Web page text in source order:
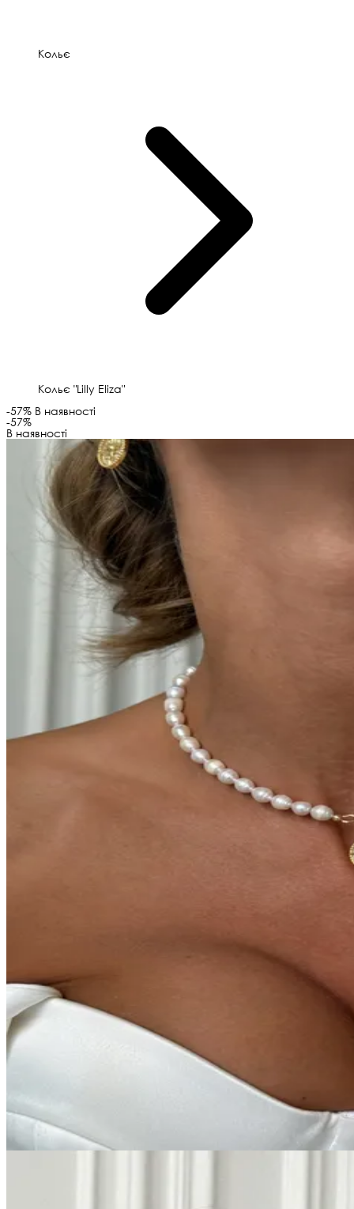
Кольє
Кольє "Lilly Eliza"
-57% В наявності
-57%
В наявності